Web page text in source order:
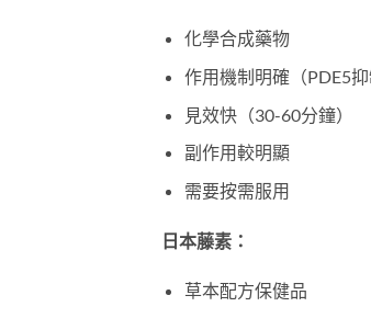
化學合成藥物
作用機制明確（PDE5抑
見效快（30-60分鐘）
副作用較明顯
需要按需服用
日本藤素：
草本配方保健品